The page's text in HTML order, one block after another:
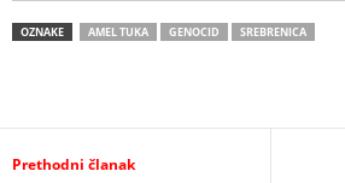
OZNAKE AMEL TUKA GENOCID SREBRENICA
Prethodni članak